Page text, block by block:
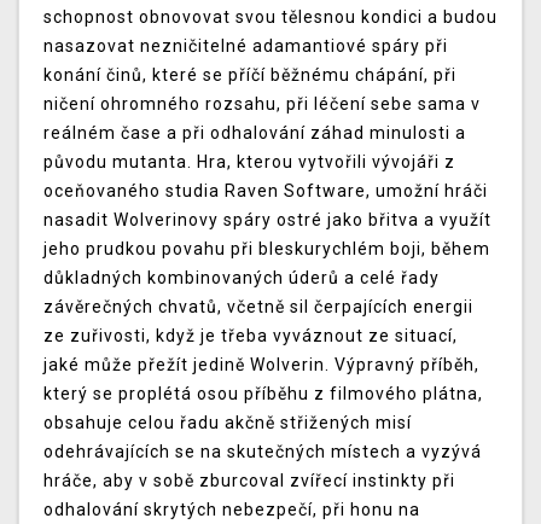
schopnost obnovovat svou tělesnou kondici a budou
nasazovat nezničitelné adamantiové spáry při
konání činů, které se příčí běžnému chápání, při
ničení ohromného rozsahu, při léčení sebe sama v
reálném čase a při odhalování záhad minulosti a
původu mutanta. Hra, kterou vytvořili vývojáři z
oceňovaného studia Raven Software, umožní hráči
nasadit Wolverinovy spáry ostré jako břitva a využít
jeho prudkou povahu při bleskurychlém boji, během
důkladných kombinovaných úderů a celé řady
závěrečných chvatů, včetně sil čerpajících energii
ze zuřivosti, když je třeba vyváznout ze situací,
jaké může přežít jedině Wolverin. Výpravný příběh,
který se proplétá osou příběhu z filmového plátna,
obsahuje celou řadu akčně střižených misí
odehrávajících se na skutečných místech a vyzývá
hráče, aby v sobě zburcoval zvířecí instinkty při
odhalování skrytých nebezpečí, při honu na